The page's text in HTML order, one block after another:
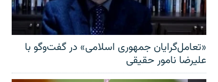
«تعامل‌گرایان جمهوری اسلامی» در گفت‌وگو با
علیرضا نامور حقیقی